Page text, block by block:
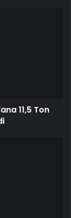
11,5 Ton